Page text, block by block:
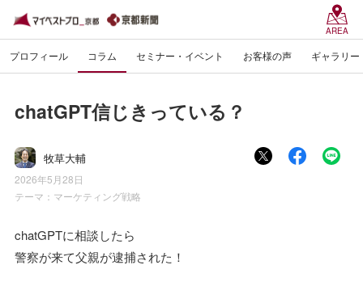
AREA
プロフィール コラム セミナー・イベント お客様の声 ギャラリー
chatGPT信じきっている？
牧草大輔
2026年5月28日
テーマ： マーケティング戦略
chatGPTに相談したら
警察が来て父親が逮捕された！